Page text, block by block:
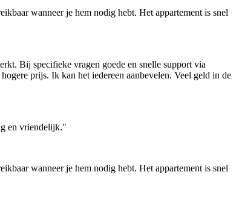
wanneer je hem nodig hebt. Het appartement is snel
Bij specifieke vragen goede en snelle support via
prijs. Ik kan het iedereen aanbevelen. Veel geld in de
en vriendelijk."
wanneer je hem nodig hebt. Het appartement is snel